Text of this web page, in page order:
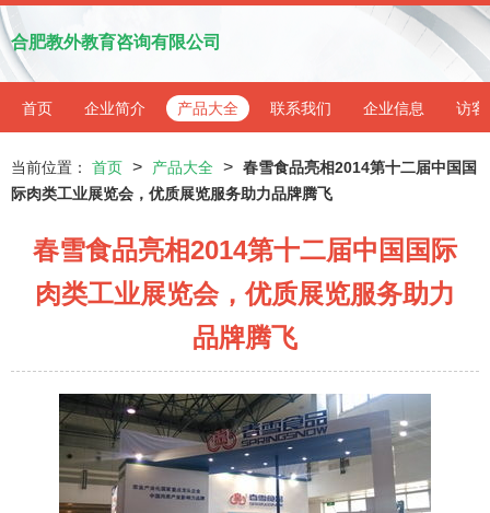
合肥教外教育咨询有限公司
首页 企业简介 产品大全 联系我们 企业信息 访客
当前位置： 首页 > 产品大全 > 春雪食品亮相2014第十二届中国国
际肉类工业展览会，优质展览服务助力品牌腾飞
春雪食品亮相2014第十二届中国国际
肉类工业展览会，优质展览服务助力
品牌腾飞